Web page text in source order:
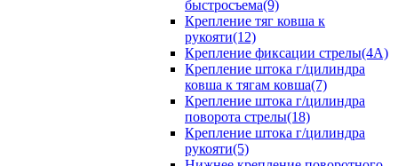
быстросъема(9)
Крепление тяг ковша к
рукояти(12)
Крепление фиксации стрелы(4A)
Крепление штока г/цилиндра
ковша к тягам ковша(7)
Крепление штока г/цилиндра
поворота стрелы(18)
Крепление штока г/цилиндра
рукояти(5)